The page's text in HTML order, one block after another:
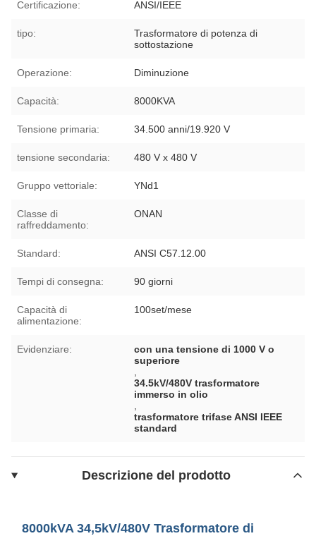
Certificazione: ANSI/IEEE
tipo:
Trasformatore di potenza di
sottostazione
Operazione: Diminuzione
Capacità: 8000KVA
Tensione primaria: 34.500 anni/19.920 V
tensione secondaria: 480 V x 480 V
Gruppo vettoriale: YNd1
Classe di
raffreddamento:
ONAN
Standard: ANSI C57.12.00
Tempi di consegna: 90 giorni
Capacità di
alimentazione:
100set/mese
Evidenziare:
con una tensione di 1000 V o
superiore
34.5kV/480V trasformatore
immerso in olio
trasformatore trifase ANSI IEEE
standard
Descrizione del prodotto
8000kVA 34,5kV/480V Trasformatore di